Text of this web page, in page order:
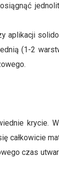
aplikacji
(1-2
krycie.
czas